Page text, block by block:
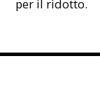
per il ridotto.